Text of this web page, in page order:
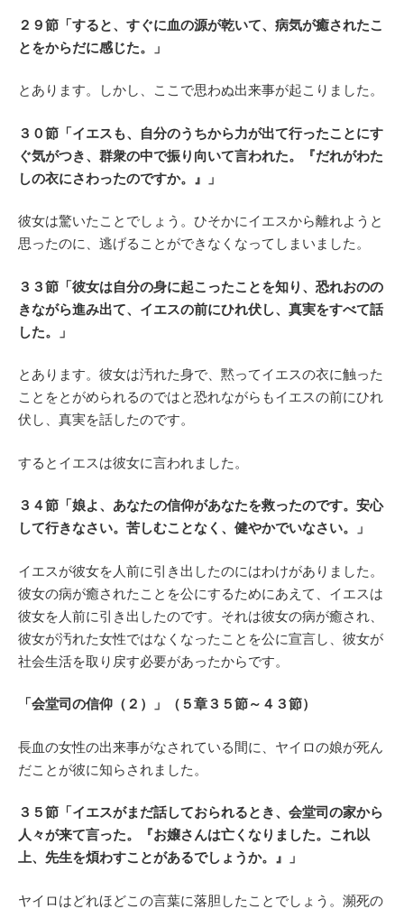
２９節「すると、すぐに血の源が乾いて、病気が癒されたこ
とをからだに感じた。」
とあります。しかし、ここで思わぬ出来事が起こりました。
３０節「イエスも、自分のうちから力が出て行ったことにす
ぐ気がつき、群衆の中で振り向いて言われた。『だれがわた
しの衣にさわったのですか。』」
彼女は驚いたことでしょう。ひそかにイエスから離れようと
思ったのに、逃げることができなくなってしまいました。
３３節「彼女は自分の身に起こったことを知り、恐れおのの
きながら進み出て、イエスの前にひれ伏し、真実をすべて話
した。」
とあります。彼女は汚れた身で、黙ってイエスの衣に触った
ことをとがめられるのではと恐れながらもイエスの前にひれ
伏し、真実を話したのです。
するとイエスは彼女に言われました。
３４節「娘よ、あなたの信仰があなたを救ったのです。安心
して行きなさい。苦しむことなく、健やかでいなさい。」
イエスが彼女を人前に引き出したのにはわけがありました。
彼女の病が癒されたことを公にするためにあえて、イエスは
彼女を人前に引き出したのです。それは彼女の病が癒され、
彼女が汚れた女性ではなくなったことを公に宣言し、彼女が
社会生活を取り戻す必要があったからです。
「会堂司の信仰（２）」（５章３５節～４３節）
長血の女性の出来事がなされている間に、ヤイロの娘が死ん
だことが彼に知らされました。
３５節「イエスがまだ話しておられるとき、会堂司の家から
人々が来て言った。『お嬢さんは亡くなりました。これ以
上、先生を煩わすことがあるでしょうか。』」
ヤイロはどれほどこの言葉に落胆したことでしょう。瀕死の